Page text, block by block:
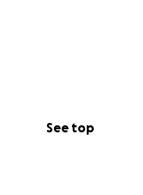
See top